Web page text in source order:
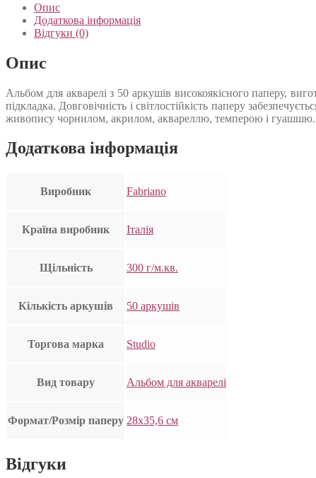
Опис
Додаткова інформація
Відгуки (0)
Опис
Альбом для акварелі з 50 аркушів високоякісного паперу,
підкладка. Довговічність і світлостійкість паперу
живопису чорнилом, акрилом, аквареллю, темперою і
Додаткова інформація
Виробник Fabriano
Країна виробник Італія
Щільність 300 г/м.кв.
Кількість аркушів 50 аркушів
Торгова марка Studio
Вид товару Альбом для акварелі
Формат/Розмір паперу 28х35,6 см
Відгуки